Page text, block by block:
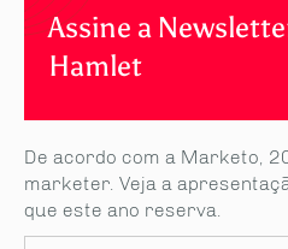
Assine a
Hamlet
De acordo com a Marketo,
marketer. Veja a
que este ano reserva.